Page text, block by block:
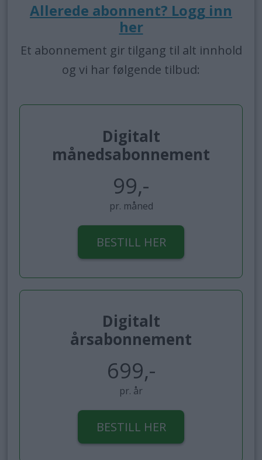
Allerede abonnent? Logg inn
her
Et abonnement gir tilgang til alt innhold
og vi har følgende tilbud:
Digitalt
månedsabonnement
99,-
pr. måned
BESTILL HER
Digitalt
årsabonnement
699,-
pr. år
BESTILL HER